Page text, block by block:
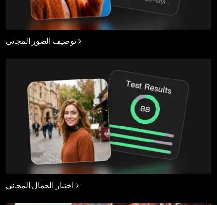
توصيف الصور المجاني
اختبار الجمال المجاني